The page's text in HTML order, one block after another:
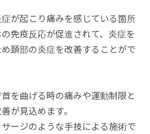
が起こり痛みを感じている箇所
免疫反応が促進されて、炎症を
頚部の炎症を改善することがで
を曲げる時の痛みや運動制限と
が見込めます。
ージのような手技による施術で